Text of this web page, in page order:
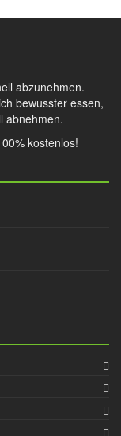
abzunehmen.
bewusster essen,
abnehmen.
kostenlos!